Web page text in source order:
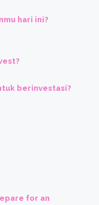
hari ini?
berinvestasi?
for an